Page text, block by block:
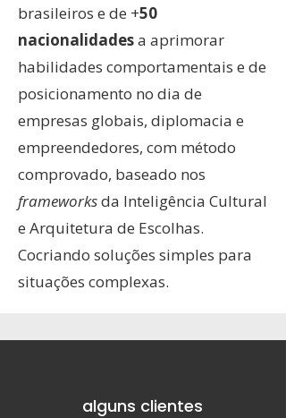
brasileiros e de +50
nacionalidadesa aprimorar
habilidades comportamentais e de
posicionamento no dia de
empresas globais, diplomacia e
empreendedores, com método
comprovado, baseado nos
frameworksda Inteligência Cultural
e Arquitetura de Escolhas.
Cocriando soluções simples para
situações complexas.
alguns clientes